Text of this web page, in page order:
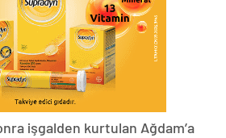
işgalden kurtulan Ağdam’a